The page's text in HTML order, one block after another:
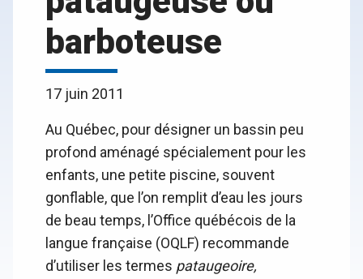
barboteuse
17 juin 2011
Au Québec, pour désigner un bassin peu
profond aménagé spécialement pour les
enfants, une petite piscine, souvent
gonflable, que l’on remplit d’eau les jours
de beau temps, l’Office québécois de la
langue française (OQLF) recommande
d’utiliser les termes pataugeoire,